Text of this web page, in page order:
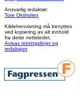
Ansvarlig redaktør:
Tore Oksholen
Kildehenvisning må benyttes
ved kopiering av alt innhold
fra dette nettstedet.
Avisas retningslinjer og
redaksjon